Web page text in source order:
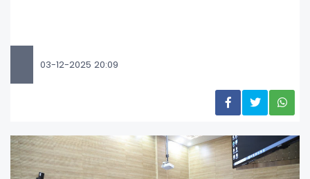
03-12-2025 20:09